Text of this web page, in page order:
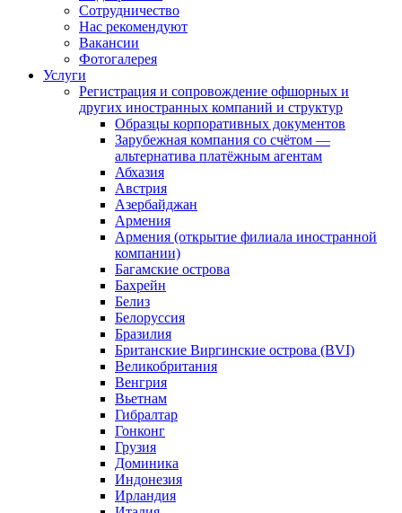
Сотрудничество
Нас рекомендуют
Вакансии
Фотогалерея
Услуги
Регистрация и сопровождение офшорных и
других иностранных компаний и структур
Образцы корпоративных документов
Зарубежная компания со счётом —
альтернатива платёжным агентам
Абхазия
Австрия
Азербайджан
Армения
Армения (открытие филиала иностранной
компании)
Багамские острова
Бахрейн
Белиз
Белоруссия
Бразилия
Британские Виргинские острова (BVI)
Великобритания
Венгрия
Вьетнам
Гибралтар
Гонконг
Грузия
Доминика
Индонезия
Ирландия